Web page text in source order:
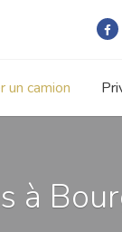
un camion
à